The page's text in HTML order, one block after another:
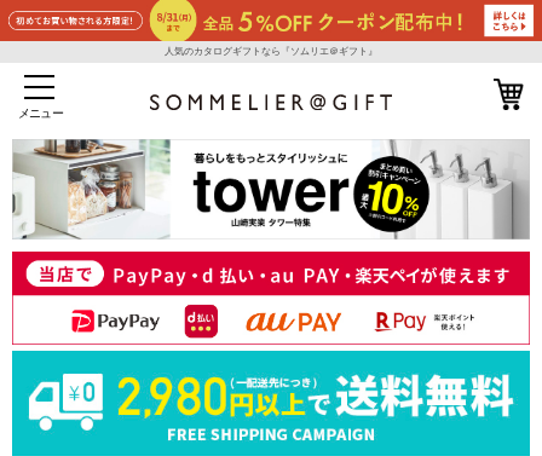
人気のカタログギフトなら『ソムリエ＠ギフト』
メニュー